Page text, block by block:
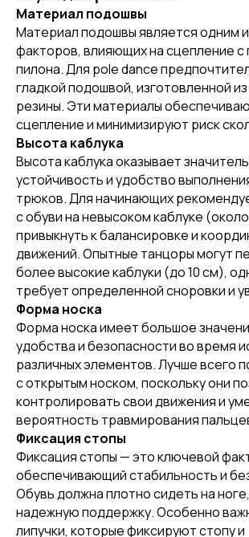
Материал подошвы
Материал подошвы является одним
факторов, влияющих на сцепление
пилона. Для pole dance
гладкой подошвой, изготовленной
резины. Эти материалы
сцепление и минимизируют риск
Высота каблука
Высота каблука оказывает
устойчивость и удобство
трюков. Для начинающих
с обуви на невысоком каблуке
привыкнуть к балансировке и
движений. Опытные танцоры могут
более высокие каблуки (до 10 см),
требует определенной сноровки и
Форма носка
Форма носка имеет большое
удобства и безопасности во время
различных элементов. Лучше всего
с открытым носком, поскольку они
контролировать свои движения и
вероятность травмирования
Фиксация стопы
Фиксация стопы — это ключевой
обеспечивающий стабильность и
Обувь должна плотно сидеть на
надежную поддержку. Особенно
липучки, которые фиксируют стопу и